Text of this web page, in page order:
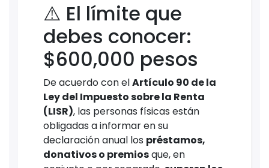
⚠️ El límite que
debes conocer:
$600,000 pesos
De acuerdo con elArtículo 90 de la
Ley del Impuesto sobre la Renta
(LISR), las personas físicas están
obligadas a informar en su
declaración anual los préstamos,
donativos o premiosque, en